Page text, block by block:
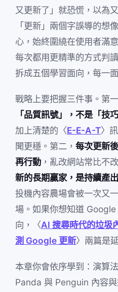
又更新了」就恐慌，以為
「更新」兩個字誤導的想
心，始終圍繞在使用者滿
每次都用更精準的方式判
拆成五個學習面向，每一
戰略上要把握三件事。第一
「品質訊號」，不是「技巧
加上清楚的〈E-E-A-T〉
聞更穩。第二， 每次更新
再行動 ，亂改網站常比不
新的長期贏家，是持續產
投機內容農場會被一次又
場。如果你想知道
向，〈AI 搜尋時代的垃圾
測 Google 更新〉兩篇是
本章你會依序學到：演算
Panda 與 Penguin 內容與